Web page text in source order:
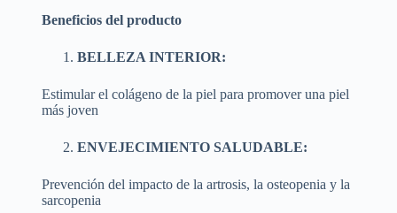
Beneficios del producto
BELLEZA INTERIOR:
Estimular el colágeno de la piel para promover una piel
más joven
ENVEJECIMIENTO SALUDABLE:
Prevención del impacto de la artrosis, la osteopenia y la
sarcopenia